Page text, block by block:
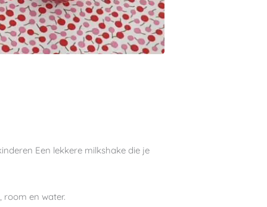
Een lekkere milkshake die je
en water.